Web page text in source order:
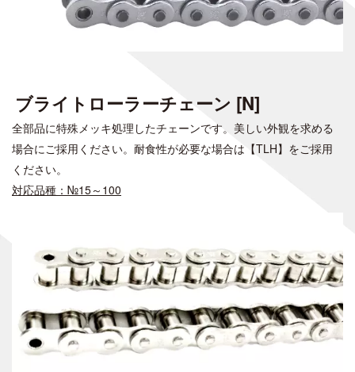
ブライトローラーチェーン [N]
全部品に特殊メッキ処理したチェーンです。美しい外観を求める
場合にご採用ください。 耐食性が必要な場合は【TLH】をご採用
ください。
対応品種：№15～100